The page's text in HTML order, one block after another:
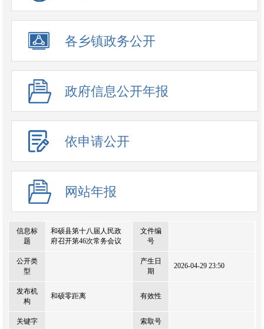
各乡镇政务公开
政府信息公开年报
依申请公开
网站年报
信息标
题
和硕县第十八届人民政
府召开第46次常务会议
文件编
号
公开类
型
产生日
期
2026-04-29 23:50
发布机
构
和硕零距离 有效性
关键字 索取号